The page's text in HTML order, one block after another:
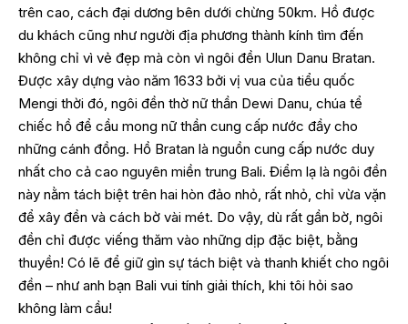
trên cao, cách đại dương bên dưới chừng 50km. Hồ được
du khách cũng như người địa phương thành kính tìm đến
không chỉ vì vẻ đẹp mà còn vì ngôi đền Ulun Danu Bratan.
Được xây dựng vào năm 1633 bởi vị vua của tiểu quốc
Mengi thời đó, ngôi đền thờ nữ thần Dewi Danu, chúa tể
chiếc hồ để cầu mong nữ thần cung cấp nước đầy cho
những cánh đồng. Hồ Bratan là nguồn cung cấp nước duy
nhất cho cả cao nguyên miền trung Bali. Điểm lạ là ngôi đền
này nằm tách biệt trên hai hòn đảo nhỏ, rất nhỏ, chỉ vừa vặn
để xây đền và cách bờ vài mét. Do vậy, dù rất gần bờ, ngôi
đền chỉ được viếng thăm vào những dịp đặc biệt, bằng
thuyền! Có lẽ để giữ gìn sự tách biệt và thanh khiết cho ngôi
đền – như anh bạn Bali vui tính giải thích, khi tôi hỏi sao
không làm cầu!